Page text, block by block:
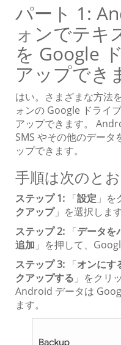
パート 1:
ォンでテキ
を Google
アップでき
はい。さまざまな方法
ォンの Google ドライ
アップできます。
SMS やその他のデー
ップできます。
手順は次のとお
ステップ 1: 「設定 」を
クアップ」を選択します
ステップ 2: 「データを
追加 」を押して、
ステップ 3: 「オンにす
クアップする 」をクリ
Android データは
ます。